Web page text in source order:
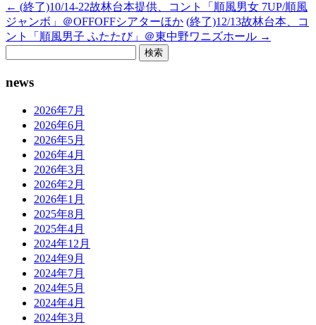
← (終了)10/14-22故林台本提供、コント「順風男女 7UP/順風
ジャンボ」＠OFFOFFシアターほか (終了)12/13故林台本、コ
ント「順風男子 ふたたび」＠東中野ワニズホール →
news
2026年7月
2026年6月
2026年5月
2026年4月
2026年3月
2026年2月
2026年1月
2025年8月
2025年4月
2024年12月
2024年9月
2024年7月
2024年5月
2024年4月
2024年3月